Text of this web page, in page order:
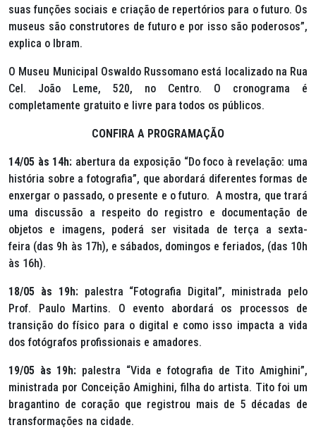
suas funções sociais e criação de repertórios para o futuro. Os
museus são construtores de futuro e por isso são poderosos”,
explica o Ibram.
O Museu Municipal Oswaldo Russomano está localizado na Rua
Cel. João Leme, 520, no Centro. O cronograma é
completamente gratuito e livre para todos os públicos.
CONFIRA A PROGRAMAÇÃO
14/05 às 14h: abertura da exposição “Do foco à revelação: uma
história sobre a fotografia”, que abordará diferentes formas de
enxergar o passado, o presente e o futuro. A mostra, que trará
uma discussão a respeito do registro e documentação de
objetos e imagens, poderá ser visitada de terça a sexta-
feira (das 9h às 17h), e sábados, domingos e feriados, (das 10h
às 16h).
18/05 às 19h:palestra “Fotografia Digital”, ministrada pelo
Prof. Paulo Martins. O evento abordará os processos de
transição do físico para o digital e como isso impacta a vida
dos fotógrafos profissionais e amadores.
19/05 às 19h: palestra “Vida e fotografia de Tito Amighini”,
ministrada por Conceição Amighini, filha do artista. Tito foi um
bragantino de coração que registrou mais de 5 décadas de
transformações na cidade.